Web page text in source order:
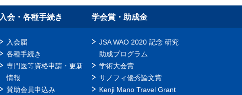
入会・各種手続き
入会届
各種手続き
専門医等資格申請・更新
情報
賛助会員申込み
学会賞・助成金
JSA WAO 2020 記念 研究
助成プログラム
学術大会賞
サノフィ優秀論文賞
Kenji Mano Travel Grant